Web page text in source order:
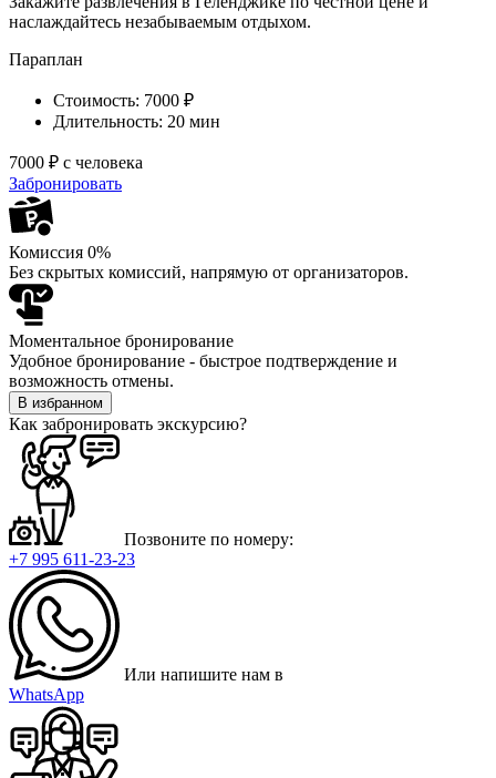
наслаждайтесь незабываемым отдыхом.
Параплан
Стоимость: 7000 ₽
Длительность: 20 мин
7000 ₽ с человека
Забронировать
Комиссия 0%
Без скрытых комиссий, напрямую от организаторов.
Моментальное бронирование
Удобное бронирование - быстрое подтверждение и
возможность отмены.
В избранном
Как забронировать экскурсию?
Позвоните по номеру:
+7 995 611-23-23
Или напишите нам в
WhatsApp